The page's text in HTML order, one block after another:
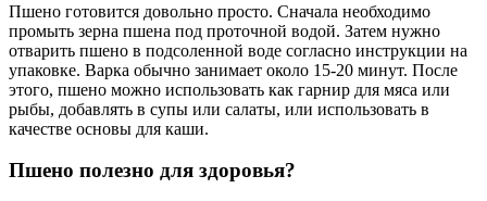
Пшено готовится довольно просто. Сначала необходимо
промыть зерна пшена под проточной водой. Затем нужно
отварить пшено в подсоленной воде согласно инструкции на
упаковке. Варка обычно занимает около 15-20 минут. После
этого, пшено можно использовать как гарнир для мяса или
рыбы, добавлять в супы или салаты, или использовать в
качестве основы для каши.
Пшено полезно для здоровья?